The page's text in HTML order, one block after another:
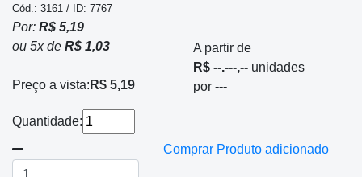
Cód.: 3161 / ID: 7767
Por: R$ 5,19
ou 5xde R$ 1,03
Preço a vista: R$ 5,19
A partir de
R$ --.---,-- unidades
por ---
Quantidade:
Comprar Produto adicionado